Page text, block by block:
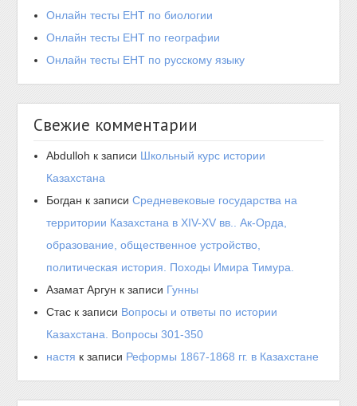
Онлайн тесты ЕНТ по биологии
Онлайн тесты ЕНТ по географии
Онлайн тесты ЕНТ по русскому языку
Свежие комментарии
Abdulloh к записи Школьный курс истории
Казахстана
Богдан к записиСредневековые государства на
территории Казахстана в XIV-XV вв.. Ак-Орда,
образование, общественное устройство,
политическая история. Походы Имира Тимура.
Азамат Аргун к записи Гунны
Стас к записи Вопросы и ответы по истории
Казахстана. Вопросы 301-350
настя к записи Реформы 1867-1868 гг. в Казахстане